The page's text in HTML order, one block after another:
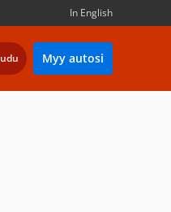
In English
Myy autosi